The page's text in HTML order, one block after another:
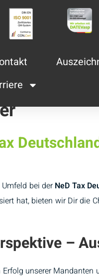
Umfeld bei der NeD Tax
hat, bieten wir Dir die
–
Erfolg unserer Mandanten